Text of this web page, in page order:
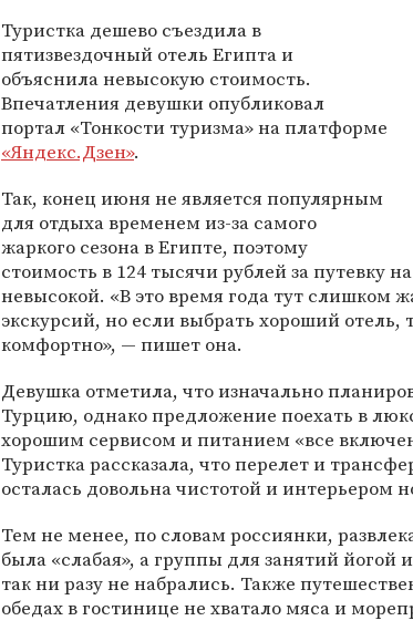
Туристка дешево съездила в
пятизвездочный отель Египта и
объяснила невысокую стоимость.
Впечатления девушки опубликовал
портал «Тонкости туризма» на платформе
«Яндекс.Дзен».
Так, конец июня не является популярным
для отдыха временем из-за самого
жаркого сезона в Египте, поэтому
стоимость в 124 тысячи рублей за путевку
невысокой. «В это время года тут слишком
экскурсий, но если выбрать хороший отель,
комфортно», — пишет она.
Девушка отметила, что изначально
Турцию, однако предложение поехать в
хорошим сервисом и питанием «все
Туристка рассказала, что перелет и
осталась довольна чистотой и интерьером
Тем не менее, по словам россиянки,
была «слабая», а группы для занятий
так ни разу не набрались. Также
обедах в гостинице не хватало мяса и